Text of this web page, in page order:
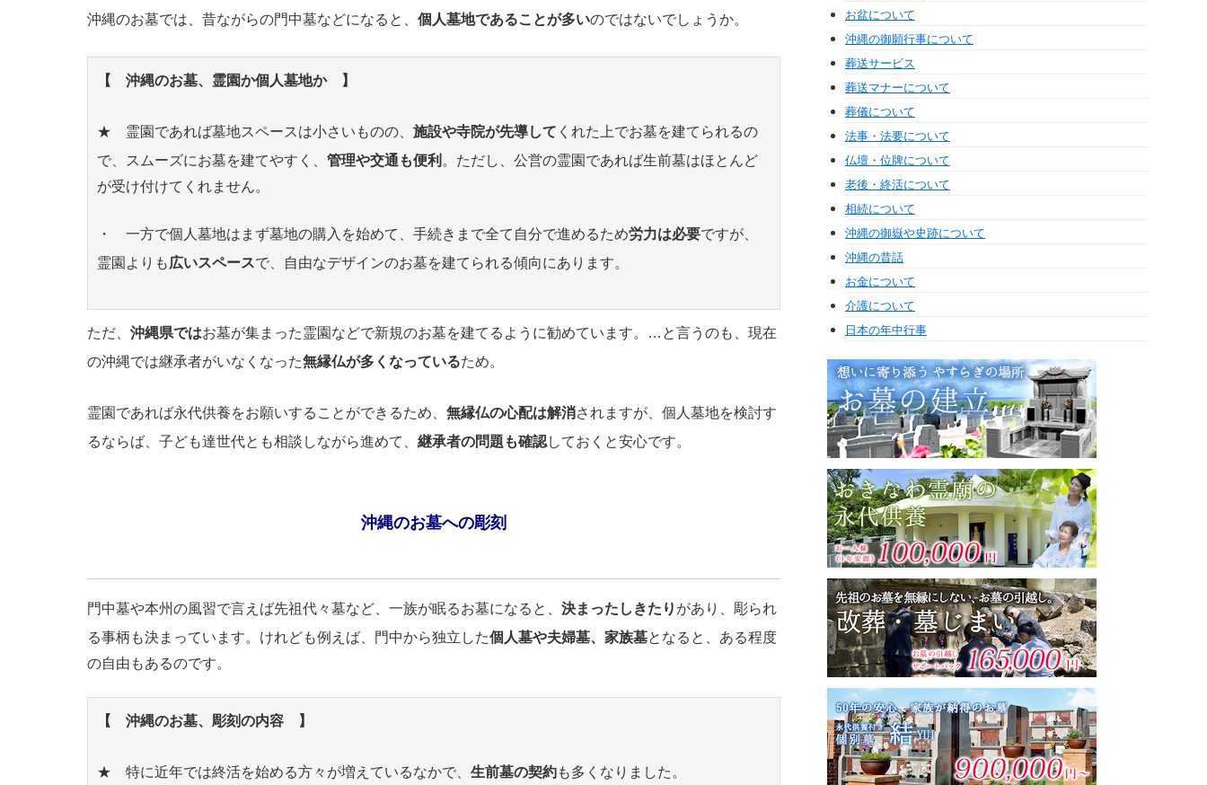
沖縄のお墓では、昔ながらの門中墓などになると、 個人墓地であることが多いのではないでしょうか。
【 沖縄のお墓、霊園か個人墓地か 】
★ 霊園であれば墓地スペースは小さいものの、 施設や寺院が先導して くれた上でお墓を建てられるの
で、スムーズにお墓を建てやすく、 管理や交通も便利 。ただし、公営の霊園であれば生前墓はほとんど
が受け付けてくれません。
・ 一方で個人墓地はまず墓地の購入を始めて、手続きまで全て自分で進めるため労力は必要ですが、
霊園よりも広いスペースで、自由なデザインのお墓を建てられる傾向にあります。
ただ、 沖縄県ではお墓が集まった霊園などで新規のお墓を建てるように勧めています。…と言うのも、現在
の沖縄では継承者がいなくなった無縁仏が多くなっているため。
霊園であれば永代供養をお願いすることができるため、 無縁仏の心配は解消されますが、個人墓地を検討す
るならば、子ども達世代とも相談しながら進めて、 継承者の問題も確認しておくと安心です。
沖縄のお墓への彫刻
門中墓や本州の風習で言えば先祖代々墓など、一族が眠るお墓になると、 決まったしきたり があり、彫られ
る事柄も決まっています。けれども例えば、門中から独立した個人墓や夫婦墓、家族墓となると、ある程度
の自由もあるのです。
【 沖縄のお墓、彫刻の内容 】
★ 特に近年では終活を始める方々が増えているなかで、 生前墓の契約も多くなりました。
お盆について
沖縄の御願行事について
葬送サービス
葬送マナーについて
葬儀について
法事・法要について
仏壇・位牌について
老後・終活について
相続について
沖縄の御嶽や史跡について
沖縄の昔話
お金について
介護について
日本の年中行事